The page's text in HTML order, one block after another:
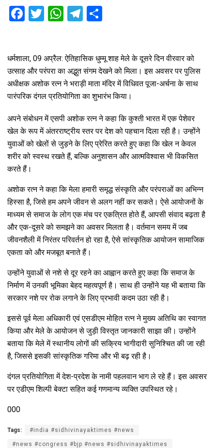
F
b
o
o
T
er
W
s
A
p
T
gr
a
m
e
धर्मशाला, 09 अप्रैल: ऐतिहासिक धुम्मू शाह मेले के दूसरे दिन वीरवार को
उत्साह और परंपरा का अद्भुत संगम देखने को मिला। इस अवसर पर पुलिस
अधीक्षक अशोक रत्न ने भराड़ी माता मंदिर में विधिवत पूजा-अर्चना के साथ
पारंपरिक दंगल प्रतियोगिता का शुभारंभ किया।
अपने संबोधन में एसपी अशोक रत्न ने कहा कि कुश्ती भारत में एक पेशेवर
खेल के रूप में अंतरराष्ट्रीय स्तर पर देश को पहचान दिला रही है। उन्होंने
युवाओं को खेलों से जुड़ने के लिए प्रेरित करते हुए कहा कि खेल न केवल
शरीर को स्वस्थ रखते हैं, बल्कि अनुशासन और आत्मविश्वास भी विकसित
करते हैं।
अशोक रत्न ने कहा कि मेला हमारी समृद्ध संस्कृति और परंपराओं का अभिन्न
हिस्सा है, जिसे हम अपने जीवन से अलग नहीं कर सकते। ऐसे आयोजनों के
माध्यम से समाज के लोग एक मंच पर एकत्रित होते हैं, आपसी संवाद बढ़ता है
और एक-दूसरे को समझने का अवसर मिलता है। वर्तमान समय में जब
जीवनशैली में निरंतर परिवर्तन हो रहा है, ऐसे सांस्कृतिक आयोजन सामाजिक
एकता को और मजबूत बनाते हैं।
उन्होंने युवाओं से नशे से दूर रहने का आह्वान करते हुए कहा कि समाज के
निर्माण में उनकी भूमिका बेहद महत्वपूर्ण है। साथ ही उन्होंने यह भी बताया कि
सरकार नशे पर रोक लगाने के लिए प्रभावी कदम उठा रही है।
इससे पूर्व मेला अधिकारी एवं एसडीएम मोहित रत्न ने मुख्य अतिथि का स्वागत
किया और मेले के आयोजन से जुड़ी विस्तृत जानकारी साझा की। उन्होंने
बताया कि मेले में स्थानीय लोगों की सक्रिय भागीदारी सुनिश्चित की जा रही
है, जिससे इसकी सांस्कृतिक गरिमा और भी बढ़ रही है।
दंगल प्रतियोगिता में देश-प्रदेश के नामी पहलवान भाग ले रहे हैं। इस अवसर
पर एडीएम शिल्पी बेक्टा सहित कई गणमान्य व्यक्ति उपस्थित रहे।
000
Tags: #india #sidhivinayaktimes #news
#news #congress #bjp #news #sidhivinayaktimes